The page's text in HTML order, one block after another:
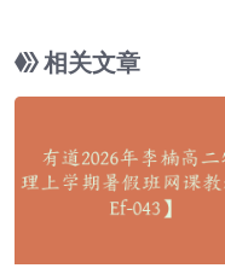
相关文章